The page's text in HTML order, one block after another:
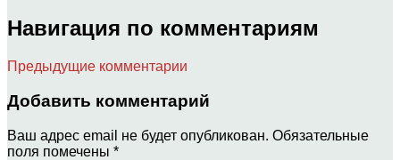
Навигация по комментариям
Предыдущие комментарии
Добавить комментарий
Ваш адрес email не будет опубликован. Обязательные
поля помечены *